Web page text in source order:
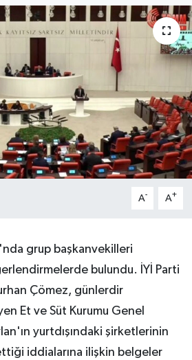
A- A+
grup başkanvekilleri
bulundu. İYİ Parti
Çömez, günlerdir
Et ve Süt Kurumu Genel
yurtdışındaki şirketlerinin
iddialarına ilişkin belgeler